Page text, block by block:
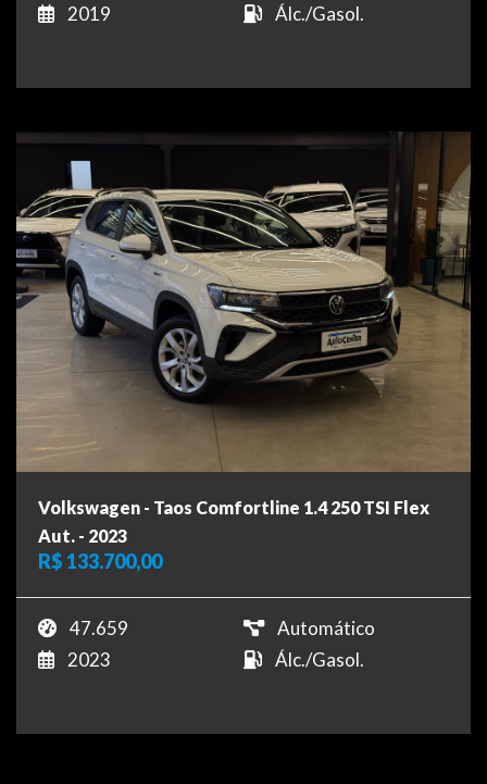
2019
Álc./Gasol.
Volkswagen - Taos Comfortline 1.4 250 TSI Flex
Aut. - 2023
R$ 133.700,00
47.659
Automático
2023
Álc./Gasol.